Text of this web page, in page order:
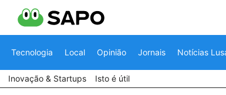
Tecnologia Local Opinião Jornais Notícias
Inovação & Startups Isto é útil